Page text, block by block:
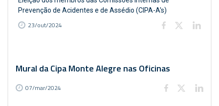
Prevenção de Acidentes e de Assédio (CIPA-A's)
23/out/2024
Mural da Cipa Monte Alegre nas Oficinas
07/mar/2024